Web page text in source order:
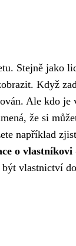
Stejně jako
Když
Ale kdo
že si
například
o vlastníkovi
vlastnictví